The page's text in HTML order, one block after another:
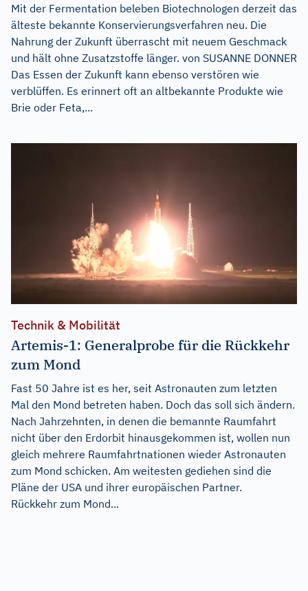
Mit der Fermentation beleben Biotechnologen derzeit das
älteste bekannte Konservierungsverfahren neu. Die
Nahrung der Zukunft überrascht mit neuem Geschmack
und hält ohne Zusatzstoffe länger. von SUSANNE DONNER
Das Essen der Zukunft kann ebenso verstören wie
verblüffen. Es erinnert oft an altbekannte Produkte wie
Brie oder Feta,...
Technik & Mobilität
Artemis-1: Generalprobe für die Rückkehr
zum Mond
Fast 50 Jahre ist es her, seit Astronauten zum letzten
Mal den Mond betreten haben. Doch das soll sich ändern.
Nach Jahrzehnten, in denen die bemannte Raumfahrt
nicht über den Erdorbit hinausgekommen ist, wollen nun
gleich mehrere Raumfahrtnationen wieder Astronauten
zum Mond schicken. Am weitesten gediehen sind die
Pläne der USA und ihrer europäischen Partner.
Rückkehr zum Mond...